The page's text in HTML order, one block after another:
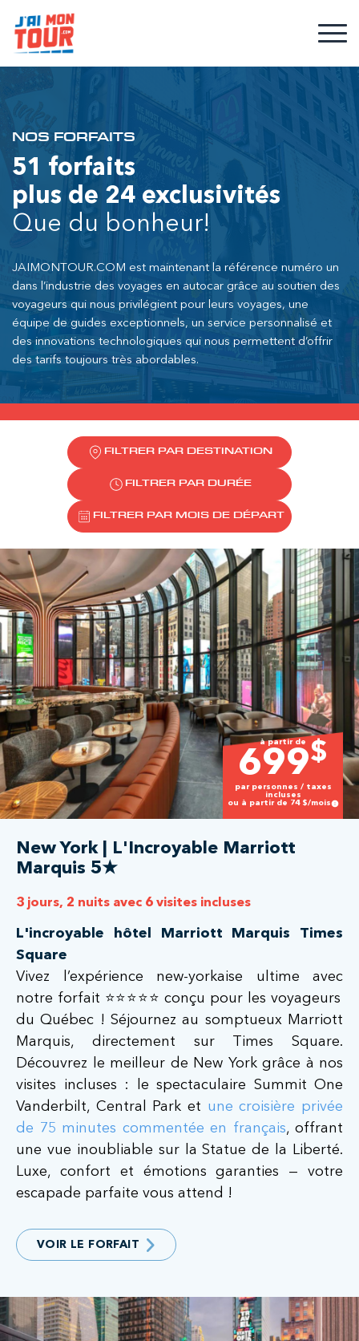
NOS FORFAITS
51 forfaits
plus de 24 exclusivités
Que du bonheur!
JAIMONTOUR.COM est maintenant la référence numéro un
dans l’industrie des voyages en autocar grâce au soutien des
voyageurs qui nous privilégient pour leurs voyages, une
équipe de guides exceptionnels, un service personnalisé et
des innovations technologiques qui nous permettent d’offrir
des tarifs toujours très abordables.
FILTRER PAR DESTINATION
FILTRER PAR DURÉE
FILTRER PAR MOIS DE DÉPART
à partir de
699$
par personnes / taxes
incluses
ou à partir de 74$/mois
New York | L'Incroyable Marriott
Marquis 5★
3 jours, 2 nuits avec 6 visites incluses
L'incroyable hôtel Marriott Marquis Times
Square
Vivez l’expérience new-yorkaise ultime avec
notre forfait ⭐️⭐️⭐️⭐️⭐️ conçu pour les voyageurs
du Québec ! Séjournez au somptueux Marriott
Marquis, directement sur Times Square.
Découvrez le meilleur de New York grâce à nos
visites incluses : le spectaculaire Summit One
Vanderbilt, Central Park et une croisière privée
de 75 minutes commentée en français, offrant
une vue inoubliable sur la Statue de la Liberté.
Luxe, confort et émotions garanties — votre
escapade parfaite vous attend !
VOIR LE FORFAIT